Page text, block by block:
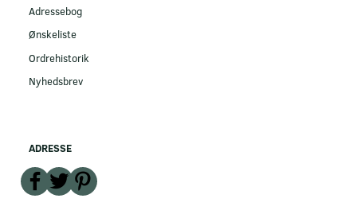
Adressebog
Ønskeliste
Ordrehistorik
Nyhedsbrev
ADRESSE